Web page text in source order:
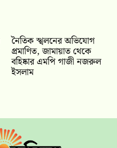
নৈতিক স্খলনের অভিযোগ
প্রমাণিত, জামায়াত থেকে
বহিষ্কার এমপি গাজী নজরুল
ইসলাম